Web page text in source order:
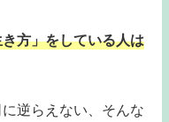
方」をしている人は
逆らえない、そんな